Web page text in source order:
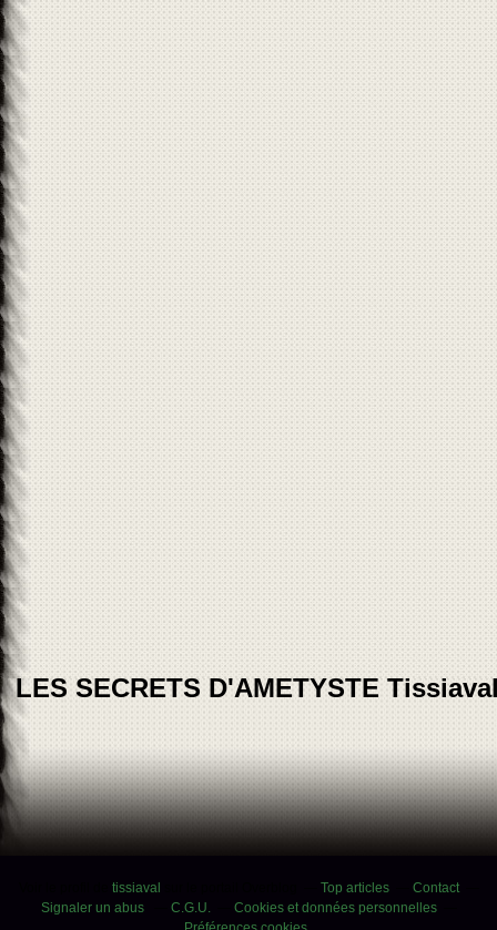
LES SECRETS D'AMETYSTE
tissiaval Top articles
Contact
Signaler un abus
C.G.U.
Cookies et données personnelles